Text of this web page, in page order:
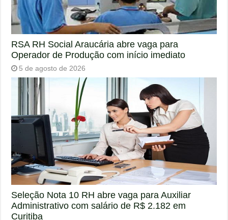
RSA RH Social Araucária abre vaga para
Operador de Produção com início imediato
5 de agosto de 2026
Seleção Nota 10 RH abre vaga para Auxiliar
Administrativo com salário de R$ 2.182 em
Curitiba